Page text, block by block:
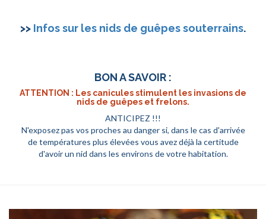
>> Infos sur les nids de guêpes souterrains.
BON A SAVOIR :
ATTENTION : Les canicules stimulent les invasions de
nids de guêpes et frelons.
ANTICIPEZ !!!
N'exposez pas vos proches au danger si, dans le cas d'arrivée
de températures plus élevées vous avez déjà la certitude
d'avoir un nid dans les environs de votre habitation.